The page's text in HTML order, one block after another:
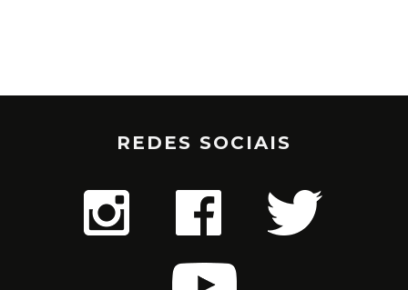
REDES SOCIAIS